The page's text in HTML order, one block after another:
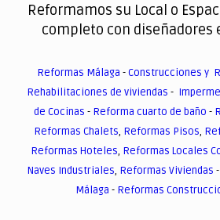
Reformamos su Local o
completo con diseñadores
Reformas Málaga -Construcciones y
Rehabilitaciones de viviendas -
de Cocinas - Reforma cuarto de baño -
Reformas Chalets, Reformas Pisos,
Reformas Hoteles, Reformas Locales
Naves Industriales, Reformas Viviendas -
Málaga - Reformas